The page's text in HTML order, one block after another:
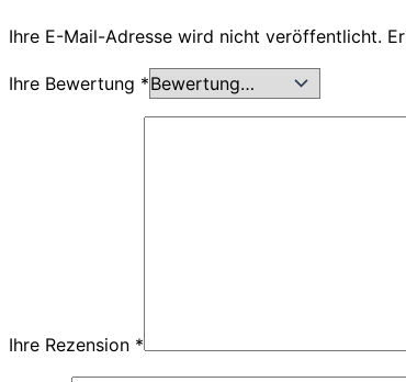
Ihre E-Mail-Adresse wird nicht veröffentlicht.
Ihre Bewertung *
Ihre Rezension *